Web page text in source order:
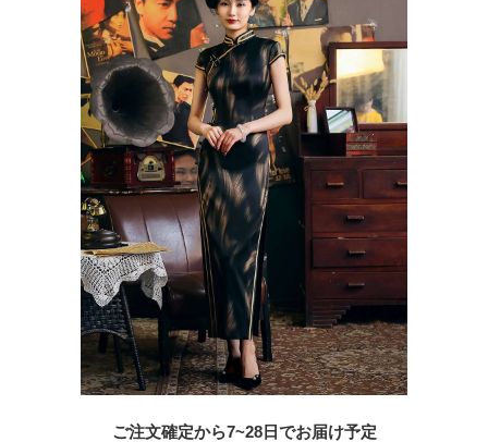
ご注文確定から7~28日でお届け予定